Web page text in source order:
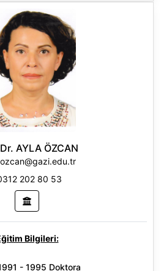
Tıp Fakültesi, Temel Tıp
Bilimleri, Türkiye
2003 - 2008Lisans
Mühendislik Fakültesi, Kimya
Mühendisliği, Türkiye
Alanları:
ve Teknoloji
AYLA ÖZCAN
202 80 53
Bilgileri:
- 1995 Doktora